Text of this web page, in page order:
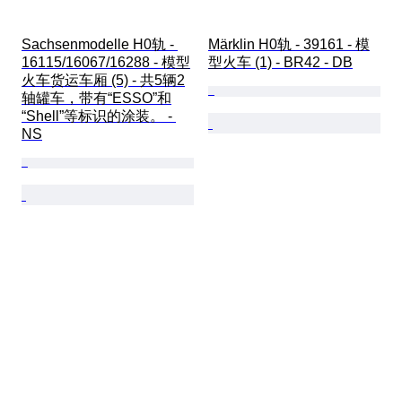
Sachsenmodelle H0轨 -
16115/16067/16288 - 模型
火车货运车厢 (5) - 共5辆2
轴罐车，带有“ESSO”和
“Shell”等标识的涂装。 -
NS
Märklin H0轨 - 39161 - 模
型火车 (1) - BR42 - DB